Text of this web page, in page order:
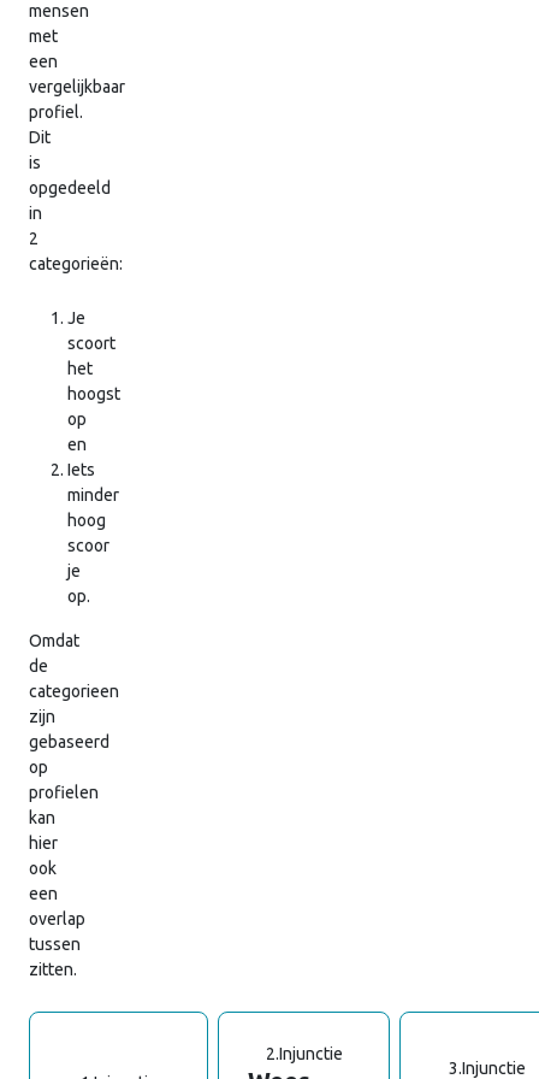
mensen
met
een
vergelijkbaar
profiel.
Dit
is
opgedeeld
in
2
categorieën:
Je
scoort
het
hoogst
op
en
Iets
minder
hoog
scoor
je
op.
Omdat
de
categorieen
zijn
gebaseerd
op
profielen
kan
hier
ook
een
overlap
tussen
zitten.
2.Injunctie
3.Injunctie